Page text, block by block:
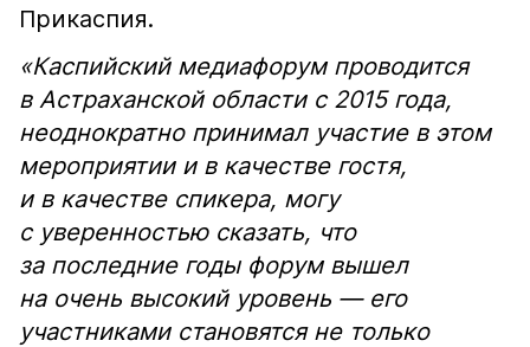
Прикаспия.
«Каспийский медиафорум проводится
в Астраханской области с 2015 года,
неоднократно принимал участие в этом
мероприятии и в качестве гостя,
и в качестве спикера, могу
с уверенностью сказать, что
за последние годы форум вышел
на очень высокий уровень — его
участниками становятся не только